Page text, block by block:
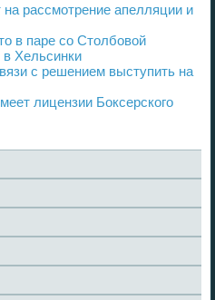
рассмотрение апелляции и
в паре со Столбовой
Хельсинки
с решением выступить на
лицензии Боксерского